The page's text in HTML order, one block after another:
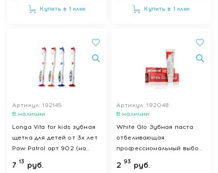
Купить в 1 клик Купить в 1 клик
Артикул: 192145
В наличии
Longa Vita for kids зубная
щетка для детей от 3х лет
Paw Patrol арт 902 (на
присоске)
7 13 руб.
Артикул: 192048
В наличии
White Glo Зубная паста
отбеливающая
профессиональный выбор
(professional choice) 24 г
2 93 руб.